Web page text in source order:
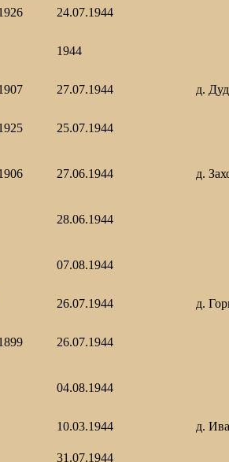
24.07.1944
1944
27.07.1944 д.
25.07.1944
27.06.1944 д.
28.06.1944
07.08.1944
26.07.1944 д.
26.07.1944
04.08.1944
10.03.1944 д.
31.07.1944